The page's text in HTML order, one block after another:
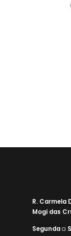
R. Carmela
Mogi das
Segundaa